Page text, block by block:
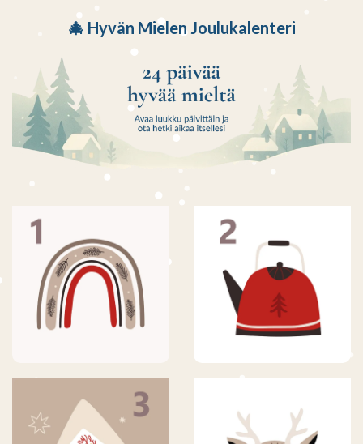
🎄 Hyvän Mielen Joulukalenteri